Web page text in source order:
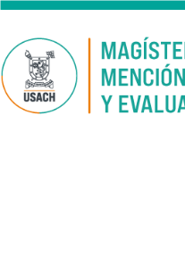
Pasar al contenido principal